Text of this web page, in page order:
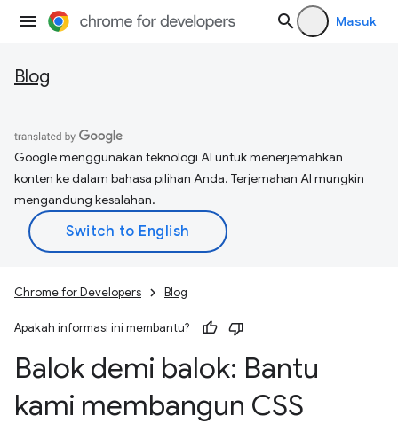
Masuk
Blog
Google menggunakan teknologi AI untuk menerjemahkan
konten ke dalam bahasa pilihan Anda. Terjemahan AI mungkin
mengandung kesalahan.
Chrome for Developers Blog
Apakah informasi ini membantu?
Balok demi balok: Bantu
kami membangun CSS